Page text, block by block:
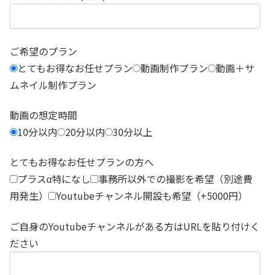
ご希望のプラン
とてもお得なお任せプラン 動画制作プラン 動画＋サ
ムネイル制作プラン
動画の想定時間
10分以内
20分以内 30分以上
とてもお得なお任せプランの方へ
プラスα特になし
事務所以外での撮影を希望（別途費
用発生）
Youtubeチャンネル開設も希望（+5000円）
ご自身のYoutubeチャンネルがある方はURLを貼り付けく
ださい